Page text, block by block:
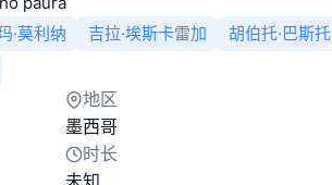
·莫利纳 吉拉·埃斯卡雷加 胡伯托·巴斯托
地区
墨西哥
时长
未知